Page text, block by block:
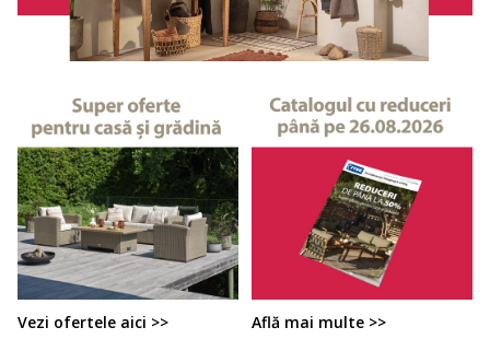
Vezi ofertele aici >> Află mai multe >>